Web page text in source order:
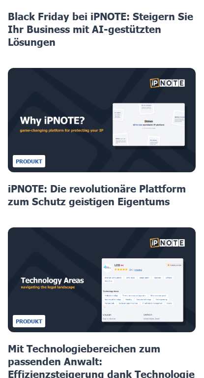
Black Friday bei iPNOTE: Steigern Sie
Ihr Business mit AI-gestützten
Lösungen
PRODUKT
iPNOTE: Die revolutionäre Plattform
zum Schutz geistigen Eigentums
PRODUKT
Mit Technologiebereichen zum
passenden Anwalt:
Effizienzsteigerung dank Technologie